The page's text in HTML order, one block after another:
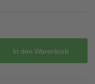
In den Warenkorb